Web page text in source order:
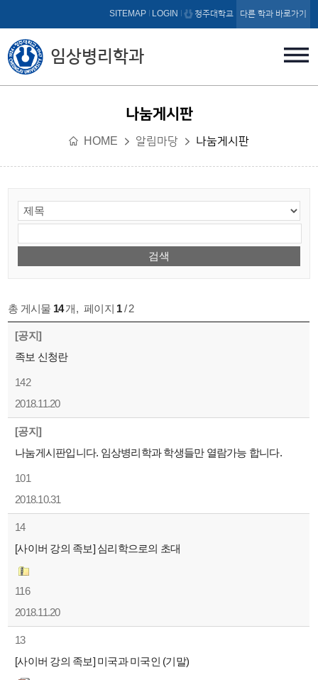
본문 바로가기
임상병리학과
SITEMAP LOGIN 청주대학교 다른 학과 바로가기
나눔게시판
HOME 알림마당 나눔게시판
총 게시물 14개, 페이지 1/ 2
[공지]
족보 신청란
142
2018.11.20
[공지]
나눔게시판입니다. 임상병리학과 학생들만 열람가능 합니다.
101
2018.10.31
14
[사이버 강의 족보] 심리학으로의 초대
116
2018.11.20
13
[사이버 강의 족보] 미국과 미국인 (기말)